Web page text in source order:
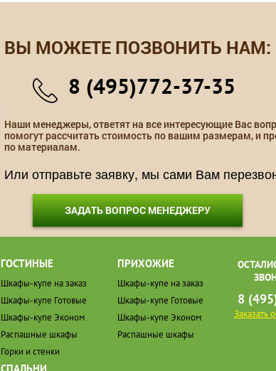
ВЫ МОЖЕТЕ ПОЗВОНИТЬ НАМ:
8 (495)772-37-35
Наши менеджеры, ответят на все интересующие Вас
помогут рассчитать стоимость по вашим размерам, и
по материалам.
Или отправьте заявку, мы сами Вам
ЗАДАТЬ ВОПРОС МЕНЕДЖЕРУ
ГОСТИНЫЕ
Шкафы-купе на заказ
Шкафы-купе Готовые
Шкафы-купе Эконом
Распашные шкафы
Горки и стенки
ПРИХОЖИЕ
Шкафы-купе на заказ
Шкафы-купе Готовые
Шкафы-купе Эконом
Распашные шкафы
8
Заказать